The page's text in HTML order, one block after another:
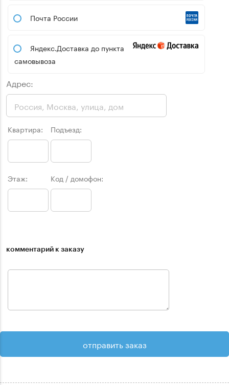
Почта России
Яндекс.Доставка до пункта
самовывоза
Адрес:
Квартира: Подъезд:
Этаж: Код / домофон:
комментарий к заказу